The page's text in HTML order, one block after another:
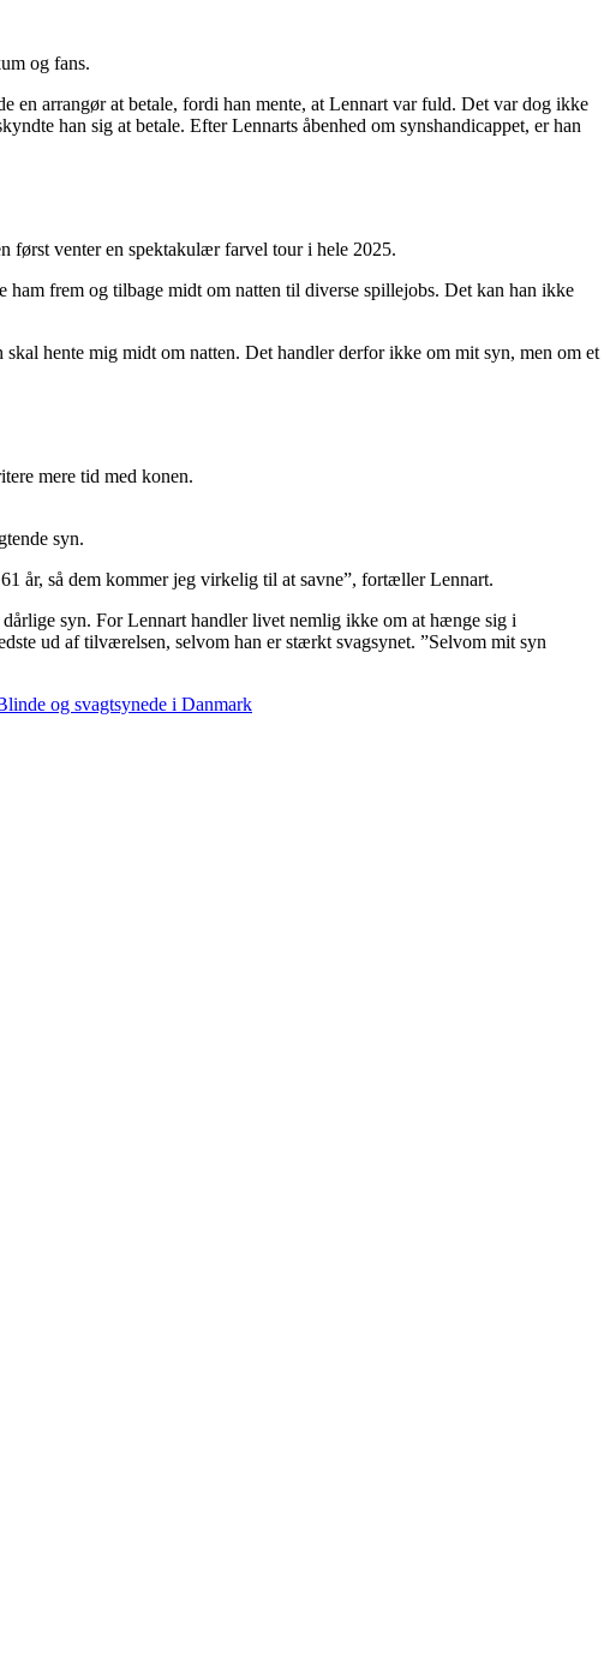
og fans.
en arrangør at betale, fordi han mente, at Lennart var fuld. Det var dog ikke
han sig at betale. Efter Lennarts åbenhed om synshandicappet, er han
først venter en spektakulær farvel tour i hele 2025.
frem og tilbage midt om natten til diverse spillejobs. Det kan han ikke
hente mig midt om natten. Det handler derfor ikke om mit syn, men om et
mere tid med konen.
syn.
år, så dem kommer jeg virkelig til at savne”, fortæller Lennart.
syn. For Lennart handler livet nemlig ikke om at hænge sig i
ud af tilværelsen, selvom han er stærkt svagsynet. ”Selvom mit syn